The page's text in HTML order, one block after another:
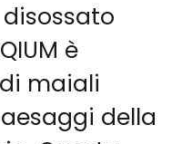
è
maiali
della